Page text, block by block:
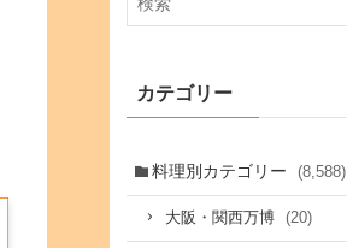
カテゴリー
料理別カテゴリー (8,588)
大阪・関西万博 (20)